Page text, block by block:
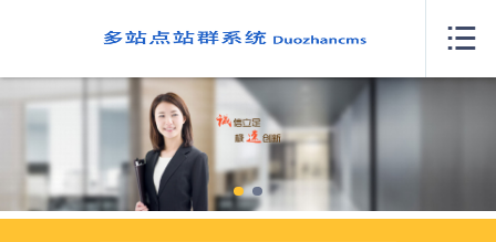
关于我们
案例展示
产品服务
